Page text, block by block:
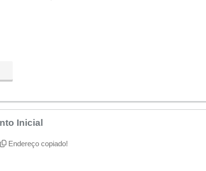
Inicial
Endereço copiado!